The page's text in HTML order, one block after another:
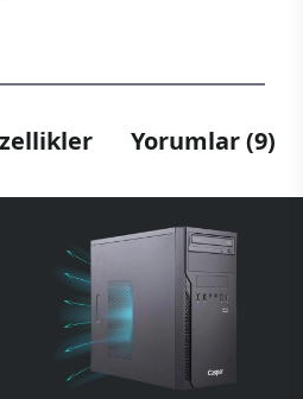
Yorumlar (9)